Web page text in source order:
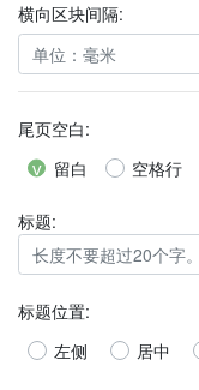
横向区块间隔:
尾页空白:
留白
空格行
标题:
标题位置:
左侧
居中